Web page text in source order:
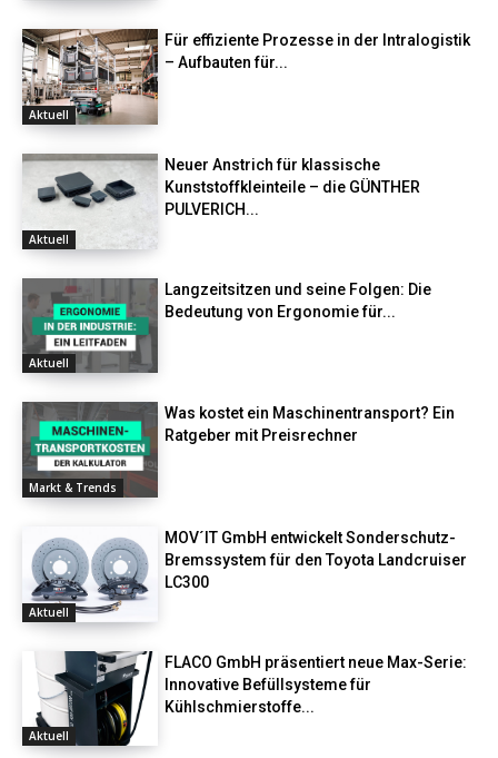
Aktuell
Für effiziente Prozesse in der Intralogistik
– Aufbauten für...
Aktuell
Neuer Anstrich für klassische
Kunststoffkleinteile – die GÜNTHER
PULVERICH...
Aktuell
Langzeitsitzen und seine Folgen: Die
Bedeutung von Ergonomie für...
Markt & Trends
Was kostet ein Maschinentransport? Ein
Ratgeber mit Preisrechner
Aktuell
MOV´IT GmbH entwickelt Sonderschutz-
Bremssystem für den Toyota Landcruiser
LC300
Aktuell
FLACO GmbH präsentiert neue Max-Serie:
Innovative Befüllsysteme für
Kühlschmierstoffe...